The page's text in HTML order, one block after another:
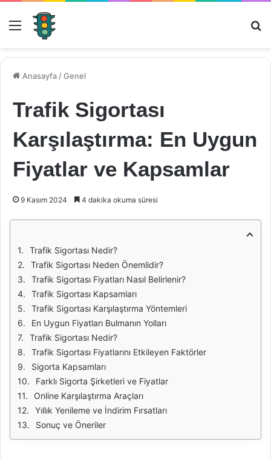
Menü
Anasayfa /Genel
Trafik Sigortası
Karşılaştırma: En Uygun
Fiyatlar ve Kapsamlar
9 Kasım 2024 4 dakika okuma süresi
Trafik Sigortası Nedir?
Trafik Sigortası Neden Önemlidir?
Trafik Sigortası Fiyatları Nasıl Belirlenir?
Trafik Sigortası Kapsamları
Trafik Sigortası Karşılaştırma Yöntemleri
En Uygun Fiyatları Bulmanın Yolları
Trafik Sigortası Nedir?
Trafik Sigortası Fiyatlarını Etkileyen Faktörler
Sigorta Kapsamları
Farklı Sigorta Şirketleri ve Fiyatlar
Online Karşılaştırma Araçları
Yıllık Yenileme ve İndirim Fırsatları
Sonuç ve Öneriler